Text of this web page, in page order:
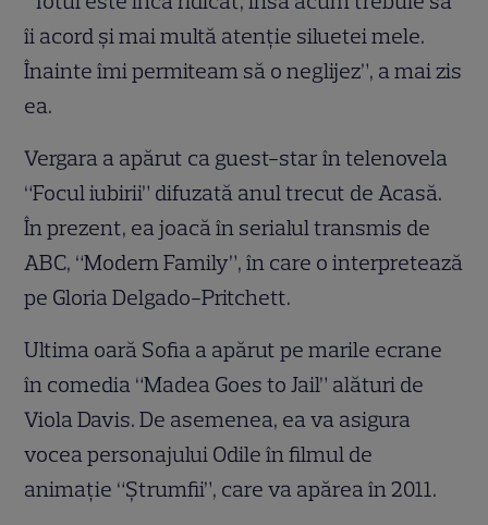
îi acord şi mai multă atenţie siluetei mele.
Înainte îmi permiteam să o neglijez”, a mai zis
ea.
Vergara a apărut ca guest-star în telenovela
“Focul iubirii” difuzată anul trecut de Acasă.
În prezent, ea joacă în serialul transmis de
ABC, “Modern Family”, în care o interpretează
pe Gloria Delgado-Pritchett.
Ultima oară Sofia a apărut pe marile ecrane
în comedia “Madea Goes to Jail” alături de
Viola Davis. De asemenea, ea va asigura
vocea personajului Odile în filmul de
animaţie “Ştrumfii”, care va apărea în 2011.